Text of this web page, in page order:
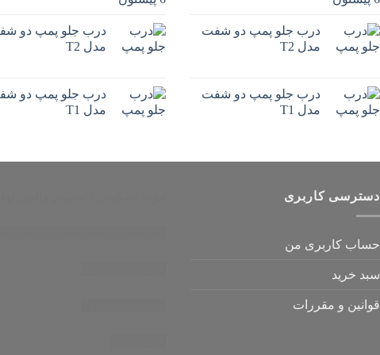
درب جلو پمپ دو شفت
مدل T2
درب جلو پمپ دو شفت
مدل T1
درب جلو پمپ دو
مدل T2
درب جلو پمپ دو
مدل T1
دسترسی کاربری
حساب کاربری من
سبد خرید
قوانین و مقررات